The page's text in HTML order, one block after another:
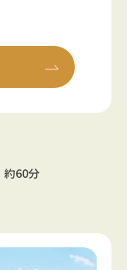
約60分